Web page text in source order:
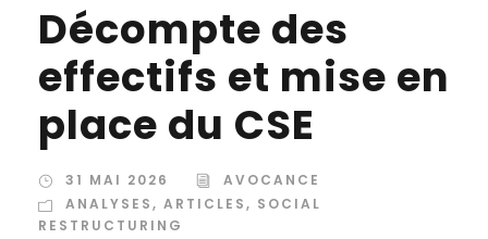
Décompte des
effectifs et mise en
place du CSE
31 MAI 2026
AVOCANCE
ANALYSES, ARTICLES, SOCIAL
RESTRUCTURING